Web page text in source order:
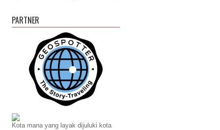
PARTNER
Kota mana yang layak dijuluki kota